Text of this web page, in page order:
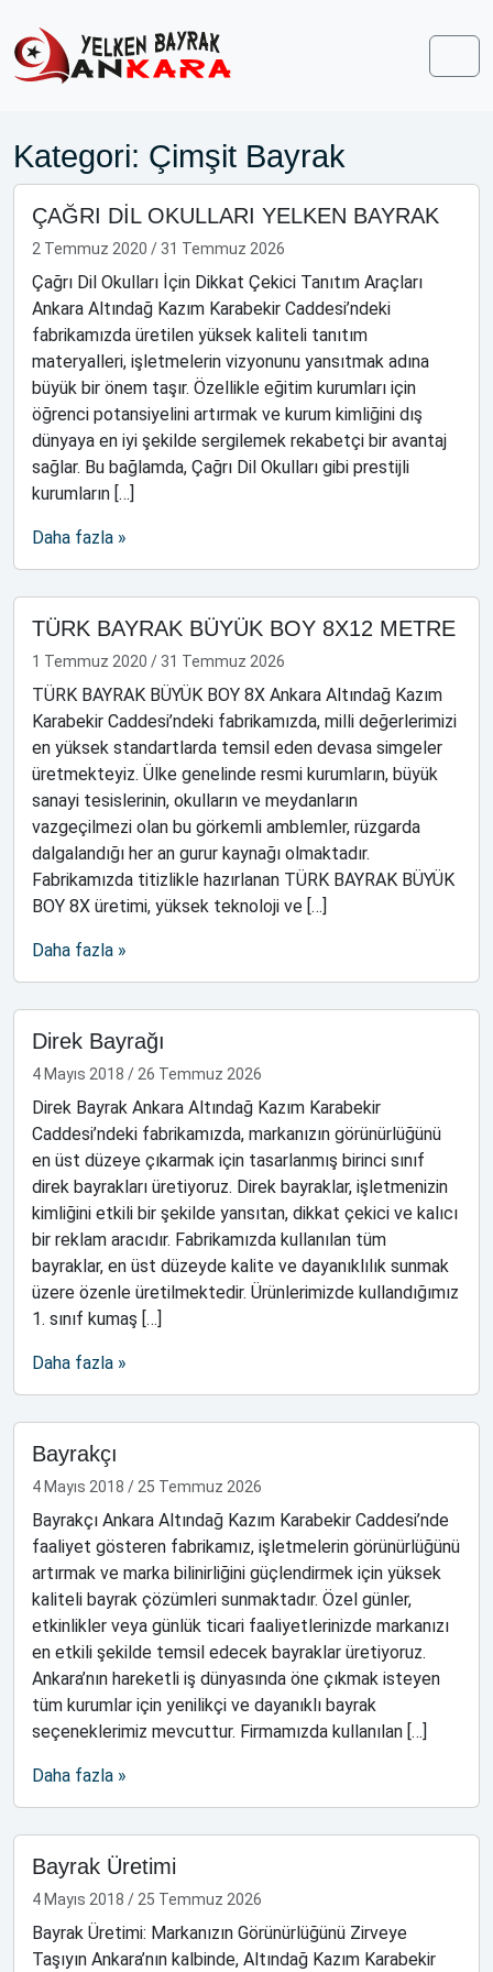
Kategori: Çimşit Bayrak
ÇAĞRI DİL OKULLARI YELKEN BAYRAK
2 Temmuz 2020 / 31 Temmuz 2026
Çağrı Dil Okulları İçin Dikkat Çekici Tanıtım Araçları
Ankara Altındağ Kazım Karabekir Caddesi’ndeki
fabrikamızda üretilen yüksek kaliteli tanıtım
materyalleri, işletmelerin vizyonunu yansıtmak adına
büyük bir önem taşır. Özellikle eğitim kurumları için
öğrenci potansiyelini artırmak ve kurum kimliğini dış
dünyaya en iyi şekilde sergilemek rekabetçi bir avantaj
sağlar. Bu bağlamda, Çağrı Dil Okulları gibi prestijli
kurumların […]
Daha fazla »
TÜRK BAYRAK BÜYÜK BOY 8X12 METRE
1 Temmuz 2020 / 31 Temmuz 2026
TÜRK BAYRAK BÜYÜK BOY 8X Ankara Altındağ Kazım
Karabekir Caddesi’ndeki fabrikamızda, milli değerlerimizi
en yüksek standartlarda temsil eden devasa simgeler
üretmekteyiz. Ülke genelinde resmi kurumların, büyük
sanayi tesislerinin, okulların ve meydanların
vazgeçilmezi olan bu görkemli amblemler, rüzgarda
dalgalandığı her an gurur kaynağı olmaktadır.
Fabrikamızda titizlikle hazırlanan TÜRK BAYRAK BÜYÜK
BOY 8X üretimi, yüksek teknoloji ve […]
Daha fazla »
Direk Bayrağı
4 Mayıs 2018 / 26 Temmuz 2026
Direk Bayrak Ankara Altındağ Kazım Karabekir
Caddesi’ndeki fabrikamızda, markanızın görünürlüğünü
en üst düzeye çıkarmak için tasarlanmış birinci sınıf
direk bayrakları üretiyoruz. Direk bayraklar, işletmenizin
kimliğini etkili bir şekilde yansıtan, dikkat çekici ve kalıcı
bir reklam aracıdır. Fabrikamızda kullanılan tüm
bayraklar, en üst düzeyde kalite ve dayanıklılık sunmak
üzere özenle üretilmektedir. Ürünlerimizde kullandığımız
1. sınıf kumaş […]
Daha fazla »
Bayrakçı
4 Mayıs 2018 / 25 Temmuz 2026
Bayrakçı Ankara Altındağ Kazım Karabekir Caddesi’nde
faaliyet gösteren fabrikamız, işletmelerin görünürlüğünü
artırmak ve marka bilinirliğini güçlendirmek için yüksek
kaliteli bayrak çözümleri sunmaktadır. Özel günler,
etkinlikler veya günlük ticari faaliyetlerinizde markanızı
en etkili şekilde temsil edecek bayraklar üretiyoruz.
Ankara’nın hareketli iş dünyasında öne çıkmak isteyen
tüm kurumlar için yenilikçi ve dayanıklı bayrak
seçeneklerimiz mevcuttur. Firmamızda kullanılan […]
Daha fazla »
Bayrak Üretimi
4 Mayıs 2018 / 25 Temmuz 2026
Bayrak Üretimi: Markanızın Görünürlüğünü Zirveye
Taşıyın Ankara’nın kalbinde, Altındağ Kazım Karabekir